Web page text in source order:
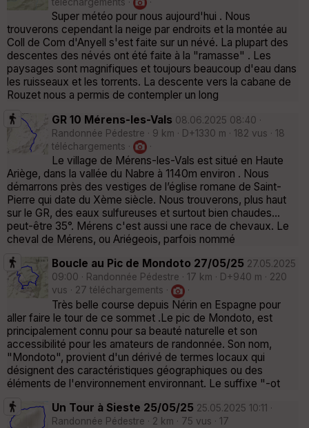
Super météo pour nous aujourd'hui . Nous
trouverons cependant la neige par endroits et la montée au
Coll de Com d'Anyell s'est faite sur un névé. La plupart des
descentes des névés ont été faite à la "ramasse" . Les
paysages sont magnifiques et toujours beaucoup d'eau dans
les ruisseaux et les torrents. La descente vers la cabane de
Rouzet nous a permis de contempler un long
GR 10 Mérens-les-Vals 08.06.2025 08:40 ·
Randonnée Pédestre · 9 km · D+1330 m · 182 vus · 18
téléchargements ·
·
Le village de Mérens-les-Vals est situé en Haute
Ariège, dans la vallée du Nabre à 1140m environ . Nous
démarrons près des vestiges de l’église romane de Saint-
Pierre qui date du Xème siècle. Nous trouverons, plus haut
sur le GR, des eaux sulfureuses et surtout bien chaudes...
peut-être 35°. Mérens c'est aussi une race de chevaux. Le
cheval de Mérens, ou Ariégeois, parfois nommé
Boucle au Pic de Mondoto 27/05/25 27.05.2025
09:00 · Randonnée Pédestre · 17 km · D+940 m · 220
vus · 27 téléchargements ·
·
Très belle course depuis Nérin en Espagne pour
aller faire le tour de ce sommet .Le pic de Mondoto, est
principalement connu pour sa beauté naturelle et son
accessibilité pour les amateurs de randonnée. Son nom,
"Mondoto", provient d'un dérivé de termes locaux qui
désignent des caractéristiques géographiques ou des
éléments de l'environnement environnant. Le suffixe "-ot
Un Tour à Sieste 25/05/25 25.05.2025 10:11 ·
Randonnée Pédestre · 2 km · 75 vus · 17